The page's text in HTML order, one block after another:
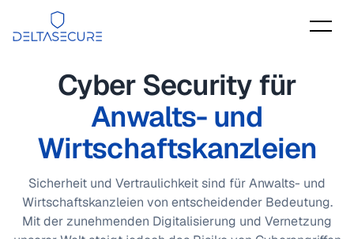
DeltaSecure
Cyber Security für
Anwalts- und
Wirtschaftskanzleien
Sicherheit und Vertraulichkeit sind für Anwalts- und
Wirtschaftskanzleien von entscheidender Bedeutung.
Mit der zunehmenden Digitalisierung und Vernetzung